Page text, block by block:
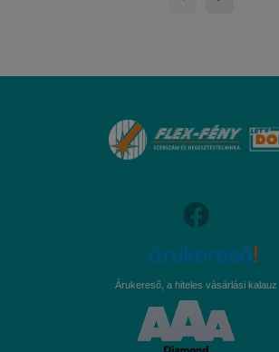
Árukereső, a hiteles vásárlási kalauz